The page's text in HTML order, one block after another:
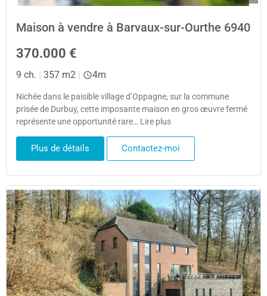
Maison à vendre à Barvaux-sur-Ourthe 6940
370.000 €
9 ch. | 357 m2 | 4m
Nichée dans le paisible village d’Oppagne, sur la commune
prisée de Durbuy, cette imposante maison en gros œuvre fermé
représente une opportunité rare… Lire plus
Plus de détails Contactez-moi